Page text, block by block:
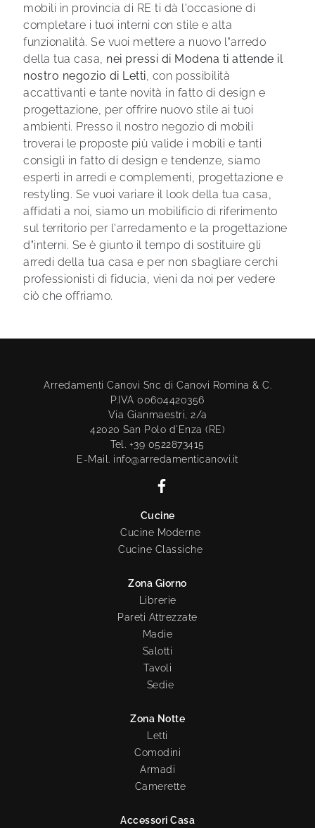
mobili in provincia di RE ti dà l'occasione di
completare i tuoi interni con stile e alta
funzionalità. Se vuoi mettere a nuovo l’arredo
della tua casa, nei pressi di Modena ti attende il
nostro negozio di Letti , con possibilità
accattivanti e tante novità in fatto di design e
progettazione, per offrire nuovo stile ai tuoi
ambienti. Presso il nostro negozio di mobili
troverai le proposte più valide i mobili e tanti
consigli in fatto di design e tendenze, siamo
esperti in arredi e complementi, progettazione e
restyling. Se vuoi variare il look della tua casa,
affidati a noi, siamo un mobilificio di riferimento
sul territorio per l'arredamento e la progettazione
d’interni. Se è giunto il tempo di sostituire gli
arredi della tua casa e per non sbagliare cerchi
professionisti di fiducia, vieni da noi per vedere
ciò che offriamo.
Arredamenti Canovi Snc di Canovi Romina & C.
P.IVA 00604420356
Via Gianmaestri, 2/a
42020 San Polo d'Enza (RE)
Tel. +39 0522873415
E-Mail. info@arredamenticanovi.it
Cucine
Cucine Moderne
Cucine Classiche
Zona Giorno
Librerie
Pareti Attrezzate
Madie
Salotti
Tavoli
Sedie
Zona Notte
Letti
Comodini
Armadi
Camerette
Accessori Casa